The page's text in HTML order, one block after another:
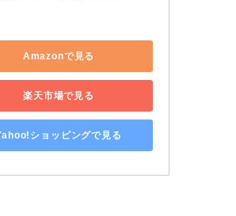
Amazonで見る
楽天市場で見る
ショッピングで見る